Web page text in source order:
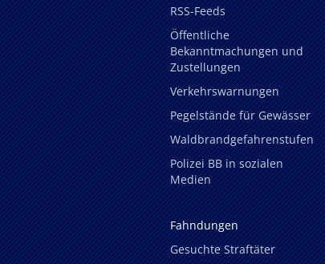
RSS-Feeds
Öffentliche
Bekanntmachungen und
Zustellungen
Verkehrswarnungen
Pegelstände für Gewässer
Waldbrandgefahrenstufen
Polizei BB in sozialen
Medien
Fahndungen
Gesuchte Straftäter